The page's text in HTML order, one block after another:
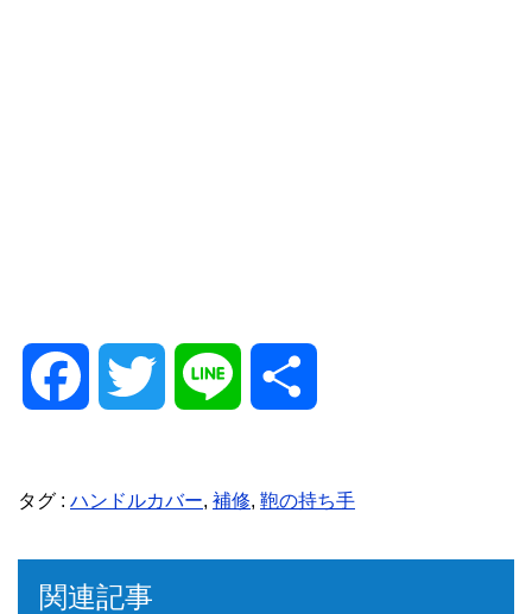
c i n
タグ : ハンドルカバー, 補修, 鞄の持ち手
関連記事